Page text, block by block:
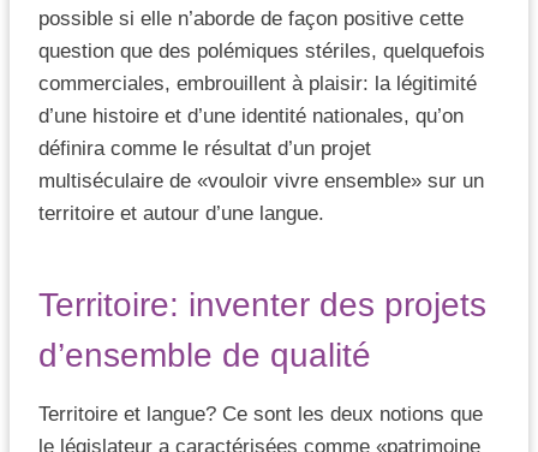
possible si elle n’aborde de façon positive cette
question que des polémiques stériles, quelquefois
commerciales, embrouillent à plaisir: la légitimité
d’une histoire et d’une identité nationales, qu’on
définira comme le résultat d’un projet
multiséculaire de «vouloir vivre ensemble» sur un
territoire et autour d’une langue.
Territoire: inventer des projets
d’ensemble de qualité
Territoire et langue? Ce sont les deux notions que
le législateur a caractérisées comme «patrimoine